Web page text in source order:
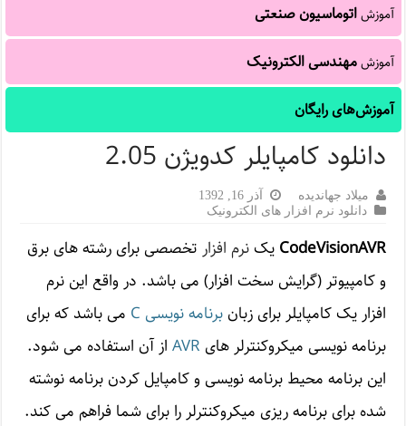
آموزشاتوماسیون صنعتی
آموزشمهندسی الکترونیک
آموزش‌های رایگان
دانلود کامپایلر کدویژن 2.05
میلاد جهاندیده
آذر 16, 1392
دانلود نرم افزار های الکترونیک
CodeVisionAVR یکنرم افزار تخصصی برای رشته های برق
و کامپیوتر (گرایش سخت افزار) می باشد. در واقع این نرم
افزار یک کامپایلر برای زبانبرنامه نویسی C
می باشد که برای
برنامه نویسی میکروکنترلر های AVR از آن استفاده می شود.
این برنامه محیط برنامه نویسی و کامپایل کردن برنامه نوشته
شده برای برنامه ریزی میکروکنترلر را برای شما فراهم می کند.